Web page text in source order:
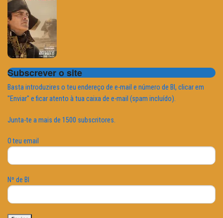
Subscrever o site
Basta introduzires o teu endereço de e-mail e número de BI, clicar em
"Enviar" e ficar atento à tua caixa de e-mail (spam incluído).
Junta-te a mais de 1500 subscritores.
O teu email
Nº de BI